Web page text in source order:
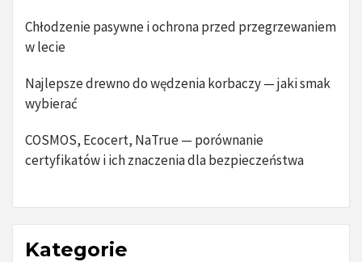
Chłodzenie pasywne i ochrona przed przegrzewaniem
w lecie
Najlepsze drewno do wędzenia korbaczy — jaki smak
wybierać
COSMOS, Ecocert, NaTrue — porównanie
certyfikatów i ich znaczenia dla bezpieczeństwa
Kategorie